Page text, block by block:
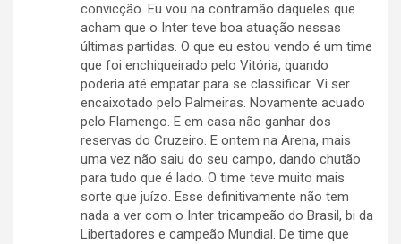
convicção. Eu vou na contramão daqueles que
acham que o Inter teve boa atuação nessas
últimas partidas. O que eu estou vendo é um time
que foi enchiqueirado pelo Vitória, quando
poderia até empatar para se classificar. Vi ser
encaixotado pelo Palmeiras. Novamente acuado
pelo Flamengo. E em casa não ganhar dos
reservas do Cruzeiro. E ontem na Arena, mais
uma vez não saiu do seu campo, dando chutão
para tudo que é lado. O time teve muito mais
sorte que juízo. Esse definitivamente não tem
nada a ver com o Inter tricampeão do Brasil, bi da
Libertadores e campeão Mundial. De time que